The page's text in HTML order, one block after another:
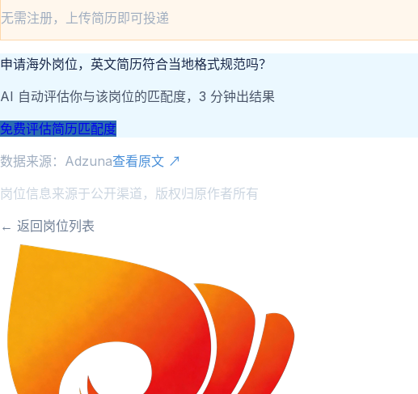
无需注册，上传简历即可投递
申请海外岗位，英文简历符合当地格式规范吗？
AI 自动评估你与该岗位的匹配度，3 分钟出结果
免费评估简历匹配度
数据来源： Adzuna查看原文 ↗
岗位信息来源于公开渠道，版权归原作者所有
← 返回岗位列表